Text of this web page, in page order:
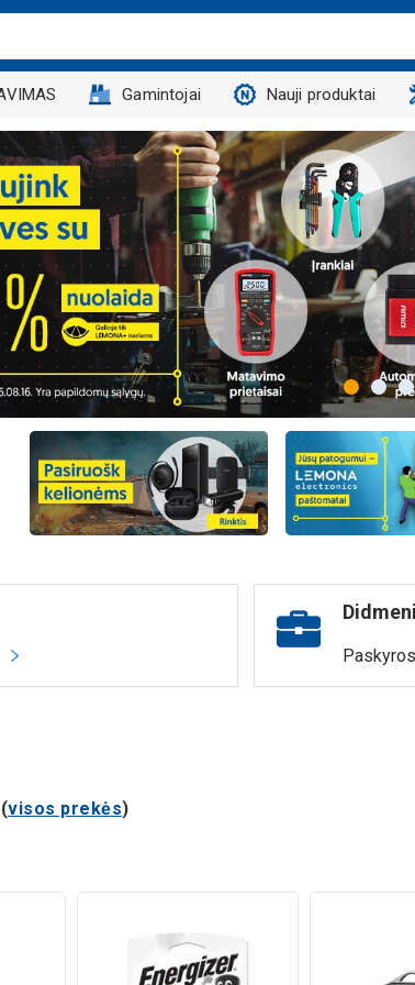
Gamintojai Nauji produktai
(visos prekės)